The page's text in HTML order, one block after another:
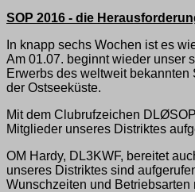
SOP 2016 - die
In knapp sechs Wochen ist es
Am 01.07. beginnt wieder unser
Erwerbs des weltweit
der Ostseeküste.
Mit dem Clubrufzeichen
Mitglieder unseres Distriktes
OM Hardy, DL3KWF, bereitet
unseres Distriktes sind
Wunschzeiten und